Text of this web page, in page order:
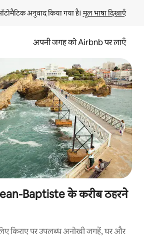
अनुवाद किया गया है। मूल भाषा दिखाएँ
अपनी जगह को Airbnb पर लाएँ
Baptiste के करीब ठहरने
किराए पर उपलब्ध अनोखी जगहें, घर और